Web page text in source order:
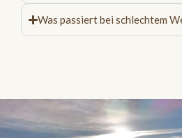
Was passiert bei schlechtem